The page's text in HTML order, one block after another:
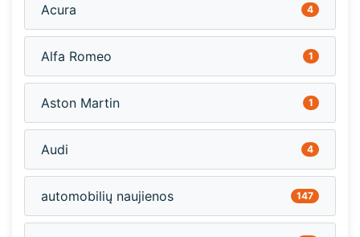
Acura 4
Alfa Romeo 1
Aston Martin 1
Audi 4
automobilių naujienos 147